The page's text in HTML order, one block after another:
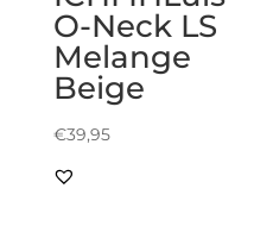
O-Neck LS
Melange
Beige
€39,95